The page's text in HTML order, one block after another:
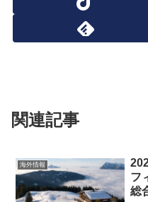
関連記事
海外情報
フィ
総